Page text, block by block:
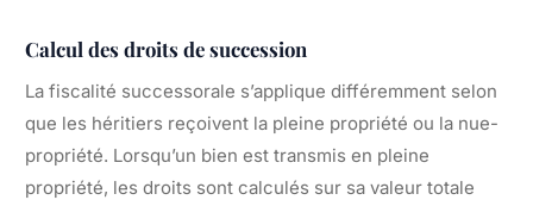
Calcul des droits de succession
La fiscalité successorale s’applique différemment selon
que les héritiers reçoivent la pleine propriété ou la nue-
propriété. Lorsqu’un bien est transmis en pleine
propriété, les droits sont calculés sur sa valeur totale